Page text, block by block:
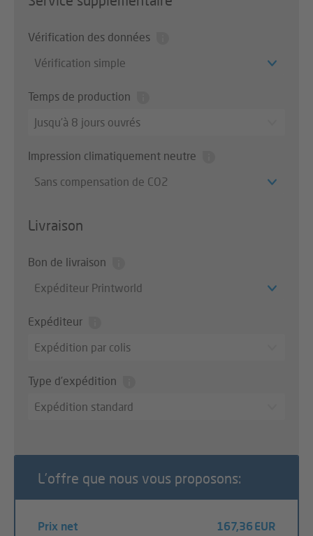
Vérification des données
Vérification simple
Temps de production
Jusqu’à 8 jours ouvrés
Impression climatiquement neutre
Sans compensation de CO2
Livraison
Bon de livraison
Expéditeur Printworld
Expéditeur
Expédition par colis
Type d’expédition
Expédition standard
L’offre que nous vous proposons:
Prix net
167,36 EUR